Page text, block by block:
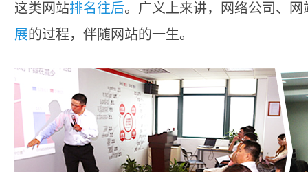
这类网站排名往后。广义上来讲，网络公司、
展的过程，伴随网站的一生。